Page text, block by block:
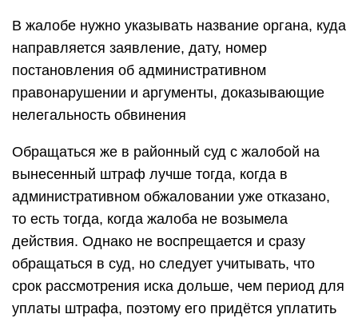
В жалобе нужно указывать название органа, куда
направляется заявление, дату, номер
постановления об административном
правонарушении и аргументы, доказывающие
нелегальность обвинения
Обращаться же в районный суд с жалобой на
вынесенный штраф лучше тогда, когда в
административном обжаловании уже отказано,
то есть тогда, когда жалоба не возымела
действия. Однако не воспрещается и сразу
обращаться в суд, но следует учитывать, что
срок рассмотрения иска дольше, чем период для
уплаты штрафа, поэтому его придётся уплатить